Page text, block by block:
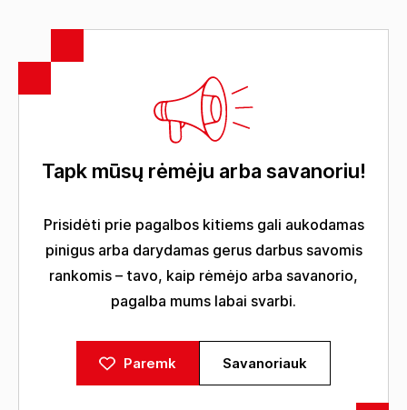
Tapk mūsų rėmėju arba savanoriu!
Prisidėti prie pagalbos kitiems gali aukodamas
pinigus arba darydamas gerus darbus savomis
rankomis – tavo, kaip rėmėjo arba savanorio,
pagalba mums labai svarbi.
Paremk Savanoriauk